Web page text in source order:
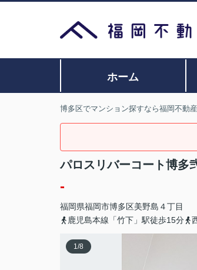
ホーム
博多区でマンション探すなら福岡不動
パロスリバーコート博多
-
福岡県福岡市博多区美野島 ４丁目
鹿児島本線「竹下」駅徒歩15分
1/8